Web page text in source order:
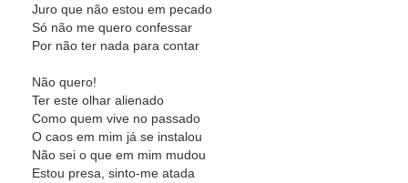
Juro que não estou em pecado
Só não me quero confessar
Por não ter nada para contar
Não quero!
Ter este olhar alienado
Como quem vive no passado
O caos em mim já se instalou
Não sei o que em mim mudou
Estou presa, sinto-me atada